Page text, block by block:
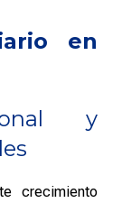
en
y
crecimiento